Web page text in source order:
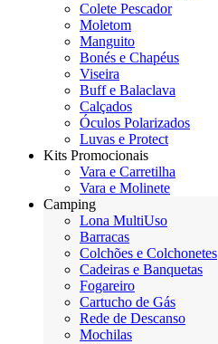
Colete Pescador
Moletom
Manguito
Bonés e Chapéus
Viseira
Buff e Balaclava
Calçados
Óculos Polarizados
Luvas e Protect
Kits Promocionais
Vara e Carretilha
Vara e Molinete
Camping
Lona MultiUso
Barracas
Colchões e Colchonetes
Cadeiras e Banquetas
Fogareiro
Cartucho de Gás
Rede de Descanso
Mochilas